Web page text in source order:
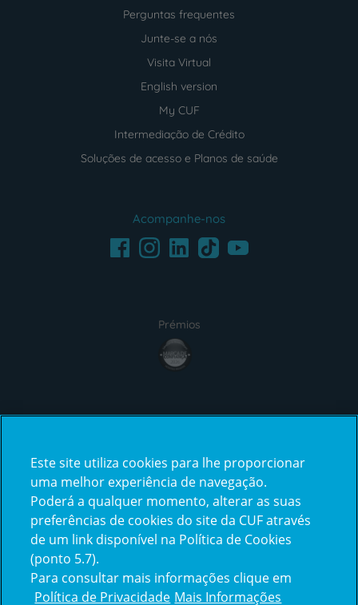
Perguntas frequentes
Junte-se a nós
Visita Virtual
English version
My CUF
Intermediação de Crédito
Soluções de acesso e Planos de saúde
Acompanhe-nos
FacebookInstagramLinkedInTikTokYoutube
Prémios
award4
certification2certification3
Reclamações
e
Este site utiliza cookies para lhe proporcionar
uma melhor experiência de navegação.
Poderá a qualquer momento, alterar as suas
preferências de cookies do site da CUF através
de um link disponível na Política de Cookies
(ponto 5.7).
Para consultar mais informações clique em
Política de Privacidade Mais Informações